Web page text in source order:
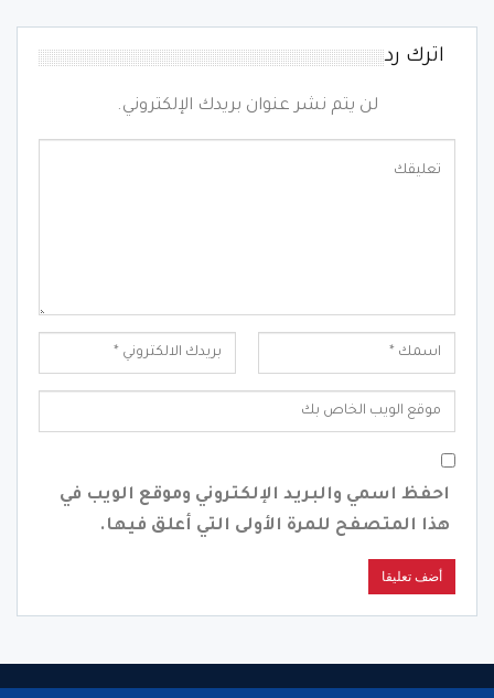
اترك رد
لن يتم نشر عنوان بريدك الإلكتروني.
احفظ اسمي والبريد الإلكتروني وموقع الويب في
هذا المتصفح للمرة الأولى التي أعلق فيها.